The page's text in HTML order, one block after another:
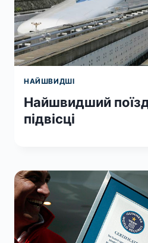
НАЙШВИДШІ
Найшвидший поїзд
підвісці